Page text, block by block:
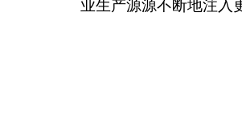
业生产源源不断地注入